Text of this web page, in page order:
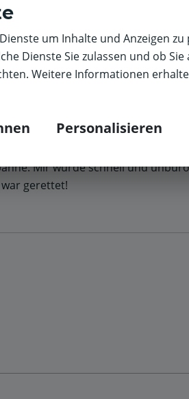
am Samstag Nachmittag noch
Termine noch einhalten. Bester
Mir wurde schnell und
gerettet!
um Inhalte und Anzeigen
Dienste Sie zulassen und ob Sie
Weitere Informationen
Personalisieren